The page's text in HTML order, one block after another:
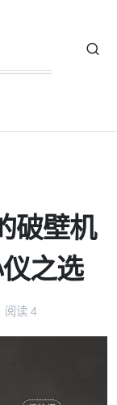
破壁机
之选
阅读 4